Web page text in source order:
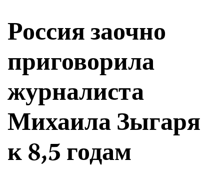
Россия заочно
приговорила
журналиста
Михаила Зыгаря
к 8,5 годам